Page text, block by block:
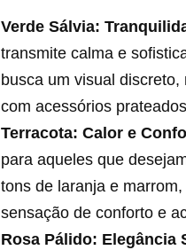
Verde Sálvia:
transmite calma e
busca um visual
com acessórios
Terracota: Calor e
para aqueles que
tons de laranja e
sensação de conforto e
Rosa Pálido: Elegância